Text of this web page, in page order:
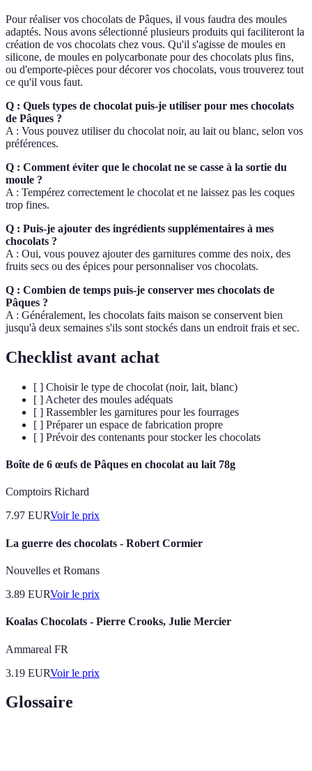
Pour réaliser vos chocolats de Pâques, il vous faudra des moules
adaptés. Nous avons sélectionné plusieurs produits qui faciliteront la
création de vos chocolats chez vous. Qu'il s'agisse de moules en
silicone, de moules en polycarbonate pour des chocolats plus fins,
ou d'emporte-pièces pour décorer vos chocolats, vous trouverez tout
ce qu'il vous faut.
Q : Quels types de chocolat puis-je utiliser pour mes chocolats
de Pâques ?
A : Vous pouvez utiliser du chocolat noir, au lait ou blanc, selon vos
préférences.
Q : Comment éviter que le chocolat ne se casse à la sortie du
moule ?
A : Tempérez correctement le chocolat et ne laissez pas les coques
trop fines.
Q : Puis-je ajouter des ingrédients supplémentaires à mes
chocolats ?
A : Oui, vous pouvez ajouter des garnitures comme des noix, des
fruits secs ou des épices pour personnaliser vos chocolats.
Q : Combien de temps puis-je conserver mes chocolats de
Pâques ?
A : Généralement, les chocolats faits maison se conservent bien
jusqu'à deux semaines s'ils sont stockés dans un endroit frais et sec.
Checklist avant achat
[ ] Choisir le type de chocolat (noir, lait, blanc)
[ ] Acheter des moules adéquats
[ ] Rassembler les garnitures pour les fourrages
[ ] Préparer un espace de fabrication propre
[ ] Prévoir des contenants pour stocker les chocolats
Boîte de 6 œufs de Pâques en chocolat au lait 78g
Comptoirs Richard
7.97 EURVoir le prix
La guerre des chocolats - Robert Cormier
Nouvelles et Romans
3.89 EURVoir le prix
Koalas Chocolats - Pierre Crooks, Julie Mercier
Ammareal FR
3.19 EURVoir le prix
Glossaire